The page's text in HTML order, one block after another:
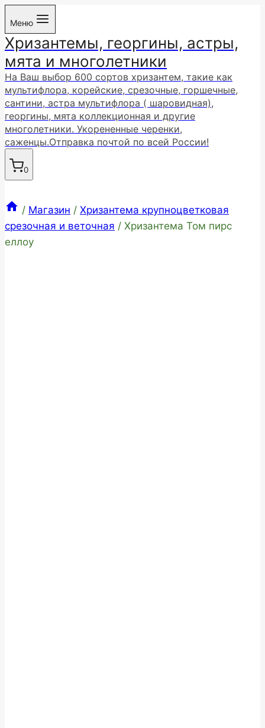
Перейти
содержимому
Меню
Хризантемы, георгины, астры,
мята и многолетники
На Ваш выбор 600 сортов хризантем, такие как
мультифлора, корейские, срезочные, горшечные,
сантини, астра мультифлора ( шаровидная),
георгины, мята коллекционная и другие
многолетники. Укорененные черенки,
саженцы.Отправка почтой по всей России!
0
/ Магазин / Хризантема крупноцветковая
срезочная и веточная / Хризантема Том пирс
еллоу